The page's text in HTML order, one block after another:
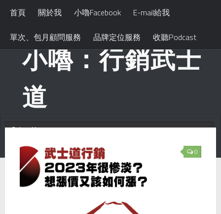
首頁 關於我 小嚕Facebook E-mail給我
單次、包月顧問服務 品牌定位服務 收聽Podcast
小嚕：行銷武士
道
0